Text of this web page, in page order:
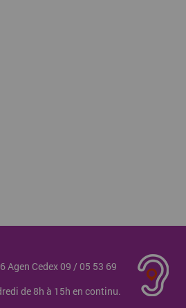
Agen Cedex 09 /05 53 69
de 8h à 15h en continu.